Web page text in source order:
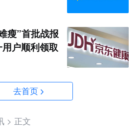
瘦”首批战报
户顺利领取
去首页
> 正文